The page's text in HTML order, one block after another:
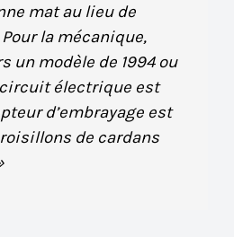
mat au lieu de
la mécanique,
un modèle de 1994 ou
circuit électrique est
d’embrayage est
de cardans